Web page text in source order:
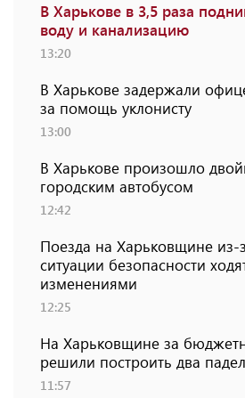
В Харькове в 3,5 раза
воду и канализацию
13:20
В Харькове задержали
за помощь уклонисту
13:00
В Харькове произошло
городским автобусом
12:42
Поезда на Харьковщине из-
ситуации безопасности
изменениями
12:25
На Харьковщине за
решили построить два
11:57